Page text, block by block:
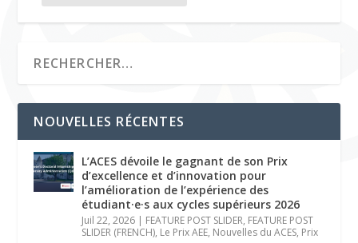
NOUVELLES RÉCENTES
L’ACES dévoile le gagnant de son Prix
d’excellence et d’innovation pour
l’amélioration de l’expérience des
étudiant·e·s aux cycles supérieurs 2026
Juil 22, 2026 | FEATURE POST SLIDER, FEATURE POST
SLIDER (FRENCH), Le Prix AEE, Nouvelles du ACES, Prix